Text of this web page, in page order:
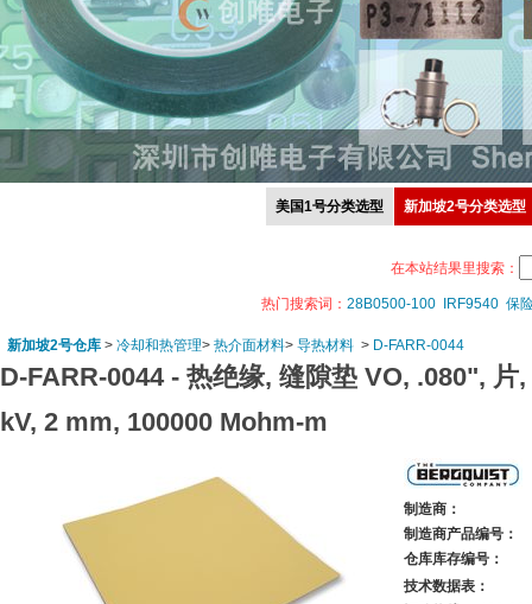
美国1号分类选型 新加坡2号分类选型
在本站结果里搜索：
热门搜索词： 28B0500-100 IRF9540 保
新加坡2号仓库 > 冷却和热管理> 热介面材料> 导热材料 > D-FARR-0044
D-FARR-0044 - 热绝缘, 缝隙垫 VO, .080", 片
kV, 2 mm, 100000 Mohm-m
制造商：
制造商产品编号：
仓库库存编号：
技术数据表：